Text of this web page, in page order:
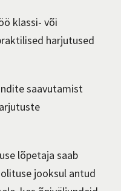
klassi- või
harjutused
saavutamist
lõpetaja saab
jooksul antud